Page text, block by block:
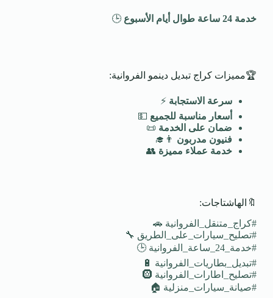
خدمة 24 ساعة طوال أيام الأسبوع 🕒
🏆مميزات كراج تبديل دينمو الفروانية:
سرعة الاستجابة ⚡
أسعار مناسبة للجميع 💵
ضمان على الخدمة 📜
فنيون مدربون 👨‍🎓
خدمة عملاء مميزة 👥
🔖الهاشتاجات:
#كراج_متنقل_الفروانية 🚗
#تصليح_سيارات_على_الطريق 🔧
#خدمة_24_ساعة_الفروانية 🕒
#تبديل_بطاريات_الفروانية 🔋
#تصليح_اطارات_الفروانية 🛞
#صيانة_سيارات_منزلية 🏠